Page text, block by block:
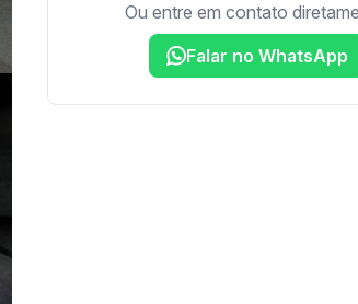
Ou entre em contato
Falar no WhatsApp